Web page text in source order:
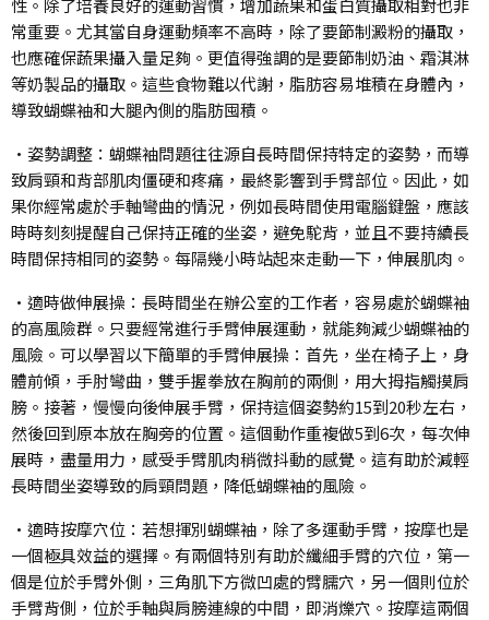
性。除了培養良好的運動習慣，增加蔬果和蛋白質攝取相對也非
常重要。尤其當自身運動頻率不高時，除了要節制澱粉的攝取，
也應確保蔬果攝入量足夠。更值得強調的是要節制奶油、霜淇淋
等奶製品的攝取。這些食物難以代謝，脂肪容易堆積在身體內，
導致蝴蝶袖和大腿內側的脂肪囤積。
•姿勢調整：蝴蝶袖問題往往源自長時間保持特定的姿勢，而導
致肩頸和背部肌肉僵硬和疼痛，最終影響到手臂部位。因此，如
果你經常處於手軸彎曲的情況，例如長時間使用電腦鍵盤，應該
時時刻刻提醒自己保持正確的坐姿，避免駝背，並且不要持續長
時間保持相同的姿勢。每隔幾小時站起來走動一下，伸展肌肉。
•適時做伸展操：長時間坐在辦公室的工作者，容易處於蝴蝶袖
的高風險群。只要經常進行手臂伸展運動，就能夠減少蝴蝶袖的
風險。可以學習以下簡單的手臂伸展操：首先，坐在椅子上，身
體前傾，手肘彎曲，雙手握拳放在胸前的兩側，用大拇指觸摸肩
膀。接著，慢慢向後伸展手臂，保持這個姿勢約15到20秒左右，
然後回到原本放在胸旁的位置。這個動作重複做5到6次，每次伸
展時，盡量用力，感受手臂肌肉稍微抖動的感覺。這有助於減輕
長時間坐姿導致的肩頸問題，降低蝴蝶袖的風險。
•適時按摩穴位：若想揮別蝴蝶袖，除了多運動手臂，按摩也是
一個極具效益的選擇。有兩個特別有助於纖細手臂的穴位，第一
個是位於手臂外側，三角肌下方微凹處的臂臑穴，另一個則位於
手臂背側，位於手軸與肩膀連線的中間，即消爍穴。按摩這兩個